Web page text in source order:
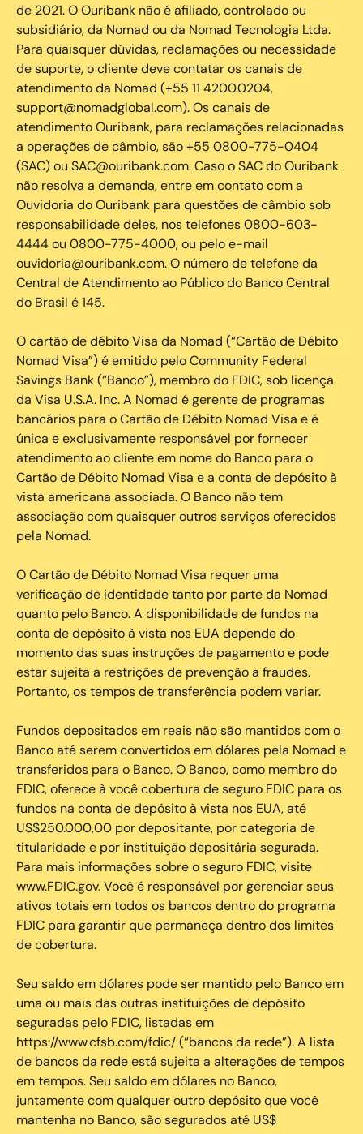
de 2021. O Ouribank não é afiliado, controlado ou
subsidiário, da Nomad ou da Nomad Tecnologia Ltda.
Para quaisquer dúvidas, reclamações ou necessidade
de suporte, o cliente deve contatar os canais de
atendimento da Nomad (+55 11 4200.0204,
support@nomadglobal.com). Os canais de
atendimento Ouribank, para reclamações relacionadas
a operações de câmbio, são +55 0800-775-0404
(SAC) ou SAC@ouribank.com. Caso o SAC do Ouribank
não resolva a demanda, entre em contato com a
Ouvidoria do Ouribank para questões de câmbio sob
responsabilidade deles, nos telefones 0800-603-
4444 ou 0800-775-4000, ou pelo e-mail
ouvidoria@ouribank.com. O número de telefone da
Central de Atendimento ao Público do Banco Central
do Brasil é 145.
O cartão de débito Visa da Nomad (“Cartão de Débito
Nomad Visa”) é emitido pelo Community Federal
Savings Bank (“Banco”), membro do FDIC, sob licença
da Visa U.S.A. Inc. A Nomad é gerente de programas
bancários para o Cartão de Débito Nomad Visa e é
única e exclusivamente responsável por fornecer
atendimento ao cliente em nome do Banco para o
Cartão de Débito Nomad Visa e a conta de depósito à
vista americana associada. O Banco não tem
associação com quaisquer outros serviços oferecidos
pela Nomad.
O Cartão de Débito Nomad Visa requer uma
verificação de identidade tanto por parte da Nomad
quanto pelo Banco. A disponibilidade de fundos na
conta de depósito à vista nos EUA depende do
momento das suas instruções de pagamento e pode
estar sujeita a restrições de prevenção a fraudes.
Portanto, os tempos de transferência podem variar.
Fundos depositados em reais não são mantidos com o
Banco até serem convertidos em dólares pela Nomad e
transferidos para o Banco. O Banco, como membro do
FDIC, oferece à você cobertura de seguro FDIC para os
fundos na conta de depósito à vista nos EUA, até
US$250.000,00 por depositante, por categoria de
titularidade e por instituição depositária segurada.
Para mais informações sobre o seguro FDIC, visite
www.FDIC.gov. Você é responsável por gerenciar seus
ativos totais em todos os bancos dentro do programa
FDIC para garantir que permaneça dentro dos limites
de cobertura.
Seu saldo em dólares pode ser mantido pelo Banco em
uma ou mais das outras instituições de depósito
seguradas pelo FDIC, listadas em
https://www.cfsb.com/fdic/ (“bancos da rede”). A lista
de bancos da rede está sujeita a alterações de tempos
em tempos. Seu saldo em dólares no Banco,
juntamente com qualquer outro depósito que você
mantenha no Banco, são segurados até US$